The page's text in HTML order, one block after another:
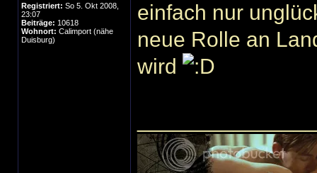
Registriert: So 5. Okt 2008,
23:07
Beiträge: 10618
Wohnort: Calimport (nähe
Duisburg)
einfach nur
neue Rolle an
wird